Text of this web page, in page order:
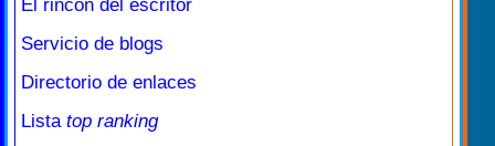
El rincón del escritor
Servicio de blogs
Directorio de enlaces
Lista top ranking